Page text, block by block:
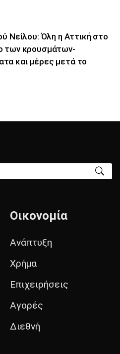
Νείλου: Όλη η Αττική στο
των κρουσμάτων-
και μέρες μετά το
Οικονομία
Ανάπτυξη
Χρήμα
Επιχειρήσεις
Αγορές
Διεθνή